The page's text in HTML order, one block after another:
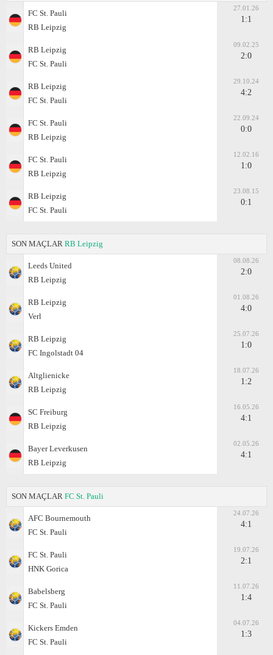
FC St. Pauli
RB Leipzig
27.01.26
1:1
RB Leipzig
FC St. Pauli
09.02.25
2:0
RB Leipzig
FC St. Pauli
29.10.24
4:2
FC St. Pauli
RB Leipzig
22.09.24
0:0
FC St. Pauli
RB Leipzig
12.02.16
1:0
RB Leipzig
FC St. Pauli
23.08.15
0:1
SON MAÇLAR RB Leipzig
Leeds United
RB Leipzig
08.08.26
2:0
RB Leipzig
Verl
01.08.26
4:0
RB Leipzig
FC Ingolstadt 04
25.07.26
1:0
Altglienicke
RB Leipzig
18.07.26
1:2
SC Freiburg
RB Leipzig
16.05.26
4:1
Bayer Leverkusen
RB Leipzig
02.05.26
4:1
SON MAÇLAR FC St. Pauli
AFC Bournemouth
FC St. Pauli
24.07.26
4:1
FC St. Pauli
HNK Gorica
19.07.26
2:1
Babelsberg
FC St. Pauli
11.07.26
1:4
Kickers Emden
FC St. Pauli
04.07.26
1:3